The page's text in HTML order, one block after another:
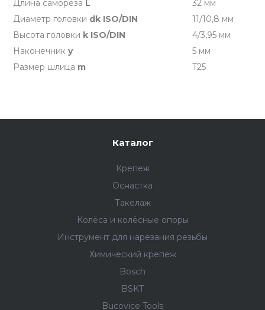
Длина самореза L
32 мм
Диаметр головки dk ISO/DIN
11/10,8 мм
Высота головки k ISO/DIN
4/3,95 мм
Наконечник y
5 мм
Размер шлица m T25
Каталог
Крепеж
Оснастка
Такелаж
Колёса и колëсные опоры
Инструмент для нарезания резьбы
Химический крепеж
Bosch
BSKT
Bucovice Tools